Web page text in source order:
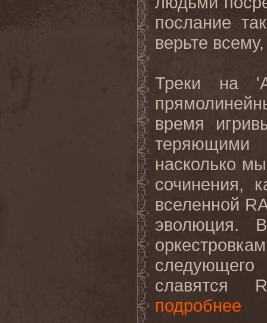
послание
верьте
Треки на
время
насколько
сочинения,
вселенной
эволюция.
славятся
подробнее